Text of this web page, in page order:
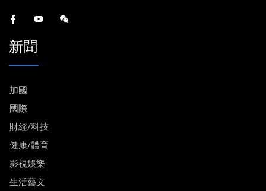
新聞
加國
國際
財經/科技
健康/體育
影視娛樂
生活藝文